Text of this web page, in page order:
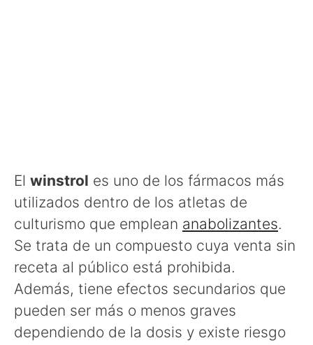
El winstrol es uno de los fármacos más
utilizados dentro de los atletas de
culturismo que emplean anabolizantes.
Se trata de un compuesto cuya venta sin
receta al público está prohibida.
Además, tiene efectos secundarios que
pueden ser más o menos graves
dependiendo de la dosis y existe riesgo